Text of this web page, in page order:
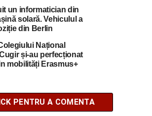
un informatician din
solară. Vehiculul a
din Berlin
Național
și-au perfecționat
mobilități Erasmus+
PENTRU A COMENTA